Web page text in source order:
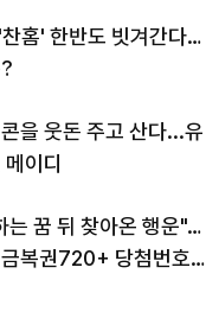
홈' 한반도 빗겨간다…
을 웃돈 주고 산다...유
이디
는 꿈 뒤 찾아온 행운"…
복권720+ 당첨번호조